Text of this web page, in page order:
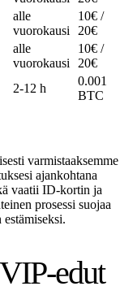
alle
vuorokausi
10€ /
20€
alle
vuorokausi
10€ /
20€
2-12 h
0.001
BTC
varmistaaksemme
ajankohtana
vaatii ID-kortin ja
prosessi suojaa
estämiseksi.
edut